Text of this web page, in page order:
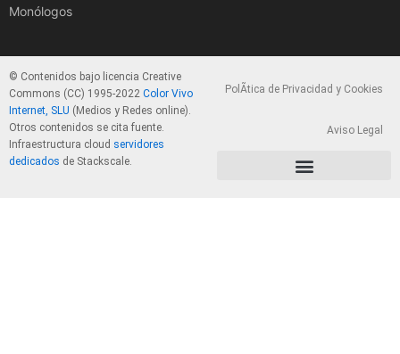
Monólogos
© Contenidos bajo licencia Creative
Commons (CC) 1995-2022 Color Vivo
Internet, SLU (Medios y Redes online).
Otros contenidos se cita fuente.
Infraestructura cloud servidores
dedicados de Stackscale.
PolÃ­tica de Privacidad y Cookies
Aviso Legal